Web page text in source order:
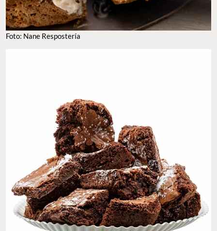
Foto: Nane Respostería